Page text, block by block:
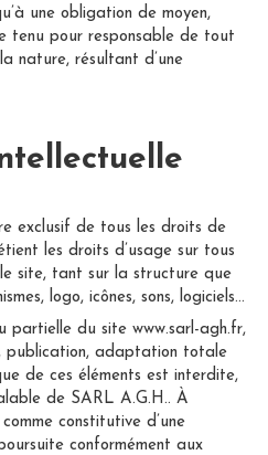
une obligation de moyen,
tenu pour responsable de tout
nature, résultant d’une
exclusif de tous les droits de
les droits d’usage sur tous
le site, tant sur la structure que
logo, icônes, sons, logiciels…
partielle du site www.sarl-agh.fr,
publication, adaptation totale
de ces éléments est interdite,
de SARL A.G.H.. À
constitutive d’une
conformément aux